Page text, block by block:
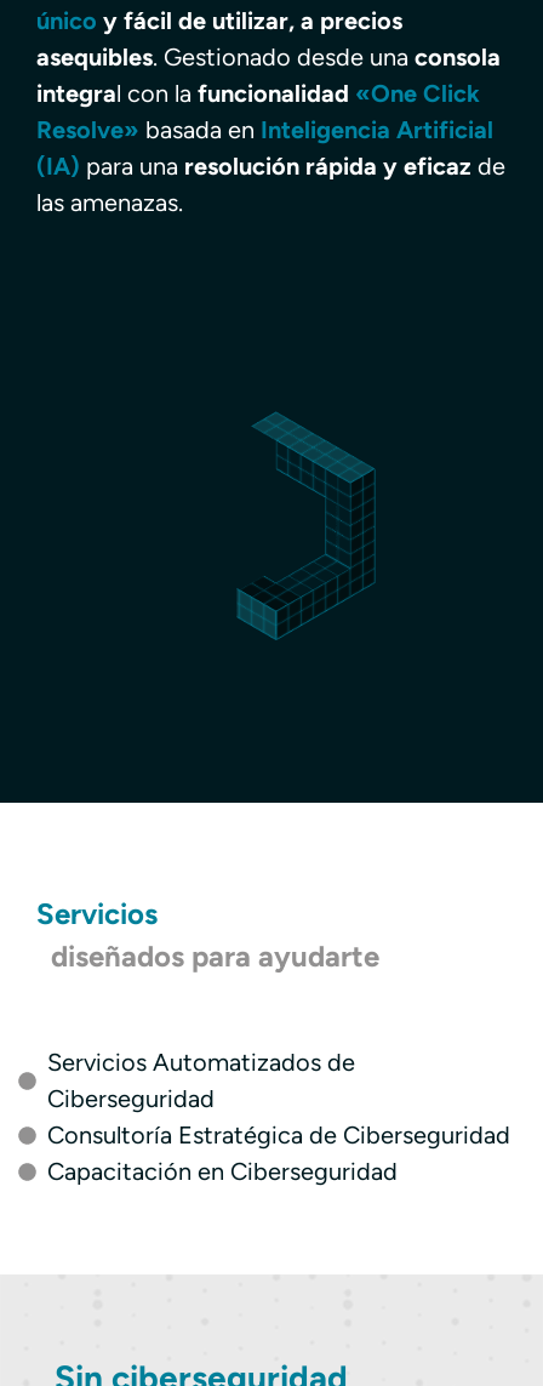
único y fácil de utilizar, a precios
asequibles. Gestionado desde una consola
integral con la funcionalidad «One Click
Resolve» basada en Inteligencia Artificial
(IA) para una resolución rápida y eficaz de
las amenazas.
Servicios
diseñados para ayudarte
Servicios Automatizados de
Ciberseguridad
Consultoría Estratégica de Ciberseguridad
Capacitación en Ciberseguridad